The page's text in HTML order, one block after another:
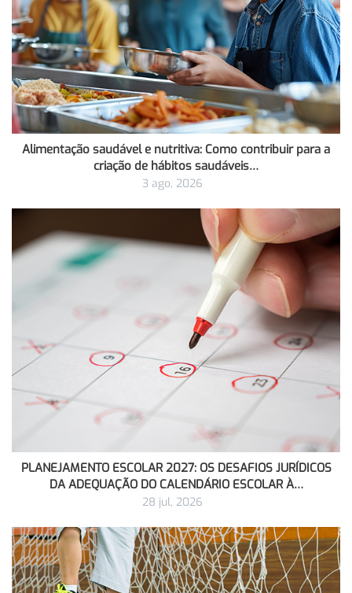
Alimentação saudável e nutritiva: Como contribuir para a
criação de hábitos saudáveis…
3 ago, 2026
PLANEJAMENTO ESCOLAR 2027: OS DESAFIOS JURÍDICOS
DA ADEQUAÇÃO DO CALENDÁRIO ESCOLAR À…
28 jul, 2026